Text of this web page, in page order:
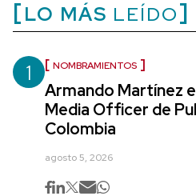
LO MÁS LEÍDO
1 NOMBRAMIENTOS
Armando Martínez
Media Officer de
Colombia
agosto 5, 2026